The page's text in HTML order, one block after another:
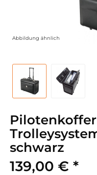
Abbildung ähnlich
schwarz
139,00 € *